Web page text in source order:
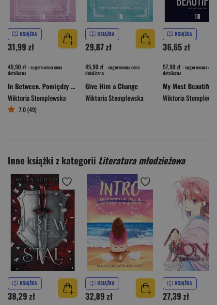
KSIĄŻKA
31,99 zł
49,90 zł - sugerowana cena
detaliczna
In Between. Pomiędzy sercem a rozumem
Wiktoria Stemplewska
7,0 (49)
KSIĄŻKA
29,87 zł
45,90 zł - sugerowana cena
detaliczna
Give Him a Change
Wiktoria Stemplewska
KSIĄŻKA
36,65 zł
57,90 zł - sugerowana cena
detaliczna
Wiktoria
Inne książki z kategorii Literatura młodzieżowa
KSIĄŻKA
38,29 zł
KSIĄŻKA
32,89 zł
KSIĄŻKA
27,39 zł